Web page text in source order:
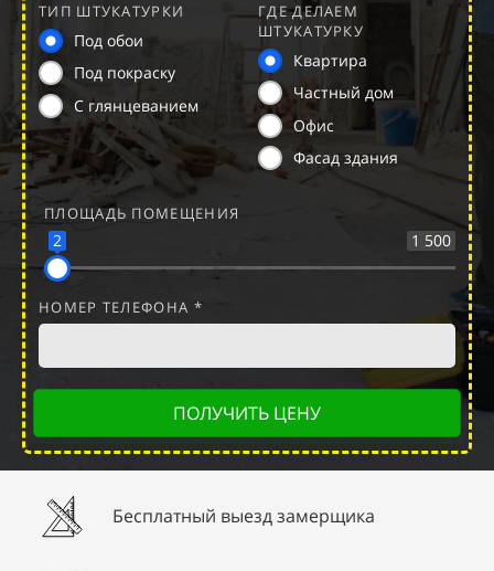
ТИП ШТУКАТУРКИ
Под обои
Под покраску
С глянцеванием
ГДЕ ДЕЛАЕМ
ШТУКАТУРКУ
Квартира
Частный дом
Офис
Фасад здания
ПЛОЩАДЬ ПОМЕЩЕНИЯ
1 500
2
НОМЕР ТЕЛЕФОНА *
ПОЛУЧИТЬ ЦЕНУ
Бесплатный выезд замерщика